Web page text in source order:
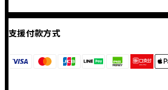
支援付款方式